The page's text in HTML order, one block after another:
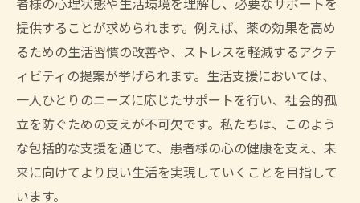
者様の心理状態や生活環境を理解し、必要なサポートを
提供することが求められます。例えば、薬の効果を高め
るための生活習慣の改善や、ストレスを軽減するアクテ
ィビティの提案が挙げられます。生活支援においては、
一人ひとりのニーズに応じたサポートを行い、社会的孤
立を防ぐための支えが不可欠です。私たちは、このよう
な包括的な支援を通じて、患者様の心の健康を支え、未
来に向けてより良い生活を実現していくことを目指して
います。